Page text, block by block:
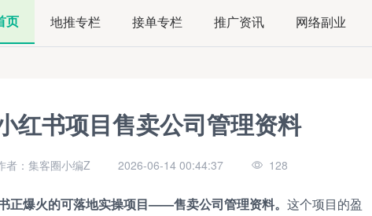
页 地推专栏 接单专栏 推广资讯 网络副业
红书项目售卖公司管理资料
者：集客圈小编Z 2026-06-14 00:44:37 128
正爆火的可落地实操项目——售卖公司管理资料。 这个项目的盈